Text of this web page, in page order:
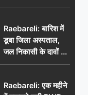
मंथन, बीडीओ से
जनसमस्याओं का विवरण
Raebareli: बारिश में
डूबा जिला अस्पताल,
जल निकासी के दावों की
खुली पोल
Raebareli: एक महीने